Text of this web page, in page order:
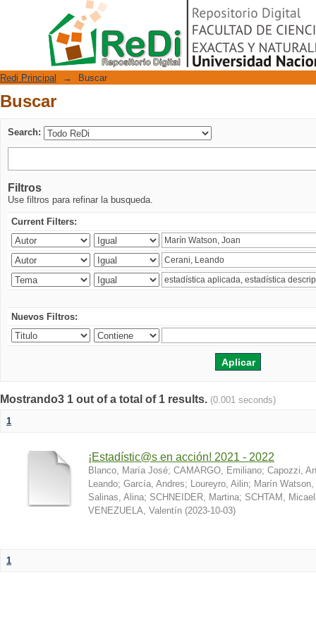
Repositorio Digital
Redi Principal → Buscar
Buscar
Search:
Filtros
Use filtros para refinar la busqueda.
Current Filters:
Nuevos Filtros:
Mostrando3 1 out of a total of 1 results. (0.001 seconds)
1
¡Estadístic@s en acción! 2021 - 2022
Blanco, María José; CAMARGO, Emiliano; Capozzi,
Leando; García, Andres; Loureyro, Ailin; Marín
Salinas, Alina; SCHNEIDER, Martina; SCHTAM,
VENEZUELA, Valentín (2023-10-03)
1